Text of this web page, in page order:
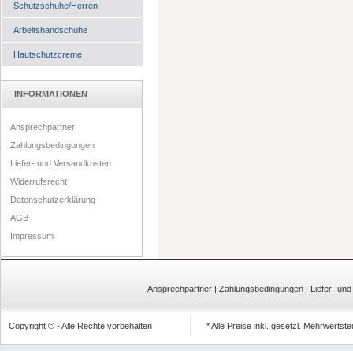
Schutzschuhe/Herren
Arbeitshandschuhe
Hautschutzcreme
INFORMATIONEN
Ansprechpartner
Zahlungsbedingungen
Liefer- und Versandkosten
Widerrufsrecht
Datenschutzerklärung
AGB
Impressum
Ansprechpartner | Zahlungsbedingungen | Liefer-
Copyright © - Alle Rechte vorbehalten * Alle Preise inkl. gesetzl.